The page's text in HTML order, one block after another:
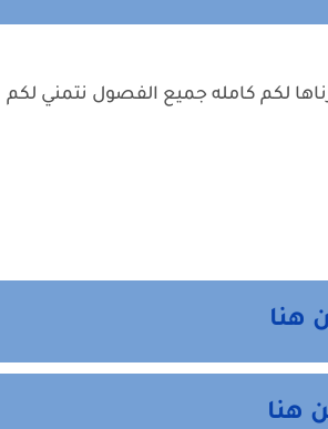
لكم كامله جميع الفصول نتمني لكم
هنا
هنا